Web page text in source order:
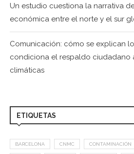
Un estudio cuestiona la narrativa
económica entre el norte y el sur
Comunicación: cómo se explican
condiciona el respaldo ciudadano
climáticas
ETIQUETAS
BARCELONA CNMC CONTAMINACIÓN